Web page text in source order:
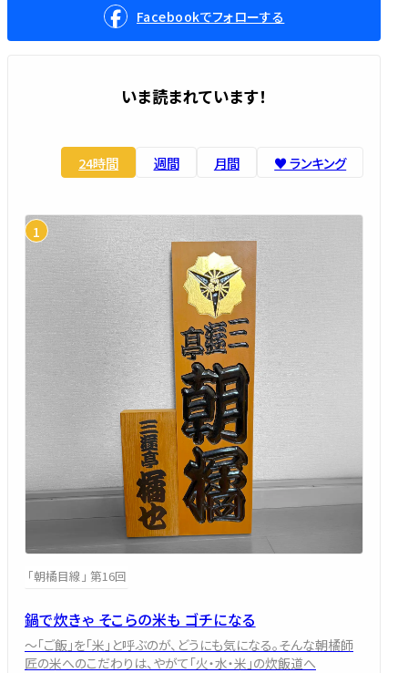
Facebookでフォローする
いま読まれています！
24時間 週間 月間 ♥️ ランキング
「朝橘目線」 第16回
鍋で炊きゃ そこらの米も ゴチになる
～「ご飯」を「米」と呼ぶのが、どうにも気になる。そんな朝橘師
匠の米へのこだわりは、やがて「火・水・米」の炊飯道へ